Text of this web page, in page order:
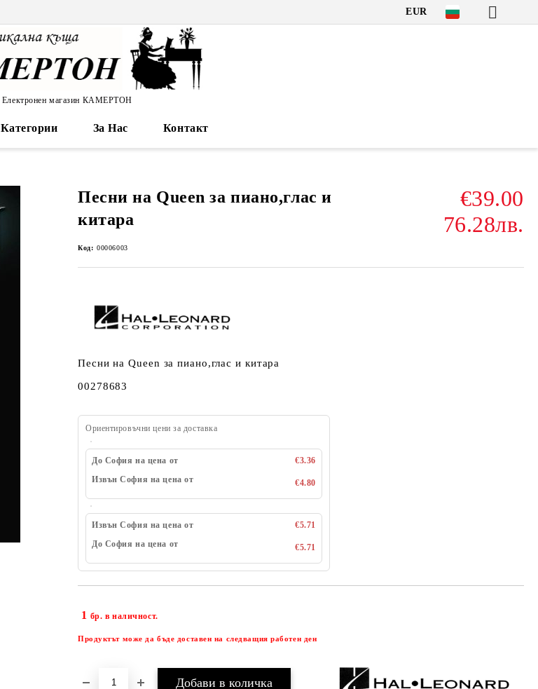
EUR
Електронен магазин КАМЕРТОН
Категории За Нас Контакт
Песни на Queen за пиано,глас и
китара
€39.00
76.28лв.
Код: 00006003
Песни на Queen за пиано,глас и китара
00278683
Ориентировъчни цени за доставка
До София на цена от
€3.36
Извън София на цена от
€4.80
Извън София на цена от
€5.71
До София на цена от
€5.71
1 бр. в наличност.
Продуктът може да бъде доставен на следващия работен ден